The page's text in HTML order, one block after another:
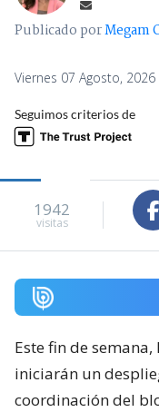
Publicado porMegam
Viernes 07 Agosto,
Seguimos criterios de
1942
visitas
Este fin de
iniciarán un
coordinación del